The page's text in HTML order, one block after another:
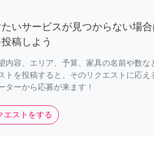
いサービスが見つからない場
投稿しよう
内容、エリア、予算、家具の名前や数な
トを投稿すると、そのリクエストに応え
ターから応募が来ます！
エストをする